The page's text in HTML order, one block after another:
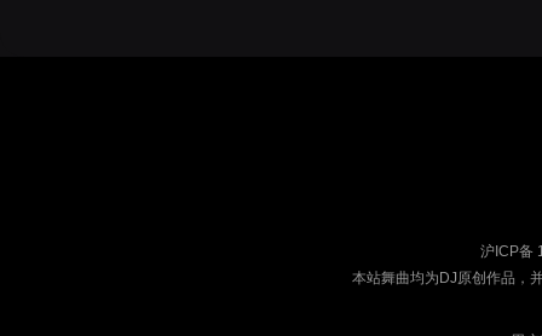
沪ICP备
本站舞曲均为DJ原创作品，